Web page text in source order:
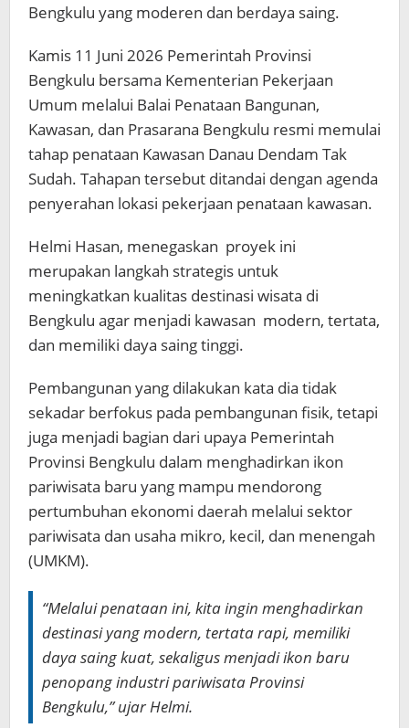
Bengkulu yang moderen dan berdaya saing.
Kamis 11 Juni 2026 Pemerintah Provinsi
Bengkulu bersama Kementerian Pekerjaan
Umum melalui Balai Penataan Bangunan,
Kawasan, dan Prasarana Bengkulu resmi memulai
tahap penataan Kawasan Danau Dendam Tak
Sudah. Tahapan tersebut ditandai dengan agenda
penyerahan lokasi pekerjaan penataan kawasan.
Helmi Hasan, menegaskan proyek ini
merupakan langkah strategis untuk
meningkatkan kualitas destinasi wisata di
Bengkulu agar menjadi kawasan modern, tertata,
dan memiliki daya saing tinggi.
Pembangunan yang dilakukan kata dia tidak
sekadar berfokus pada pembangunan fisik, tetapi
juga menjadi bagian dari upaya Pemerintah
Provinsi Bengkulu dalam menghadirkan ikon
pariwisata baru yang mampu mendorong
pertumbuhan ekonomi daerah melalui sektor
pariwisata dan usaha mikro, kecil, dan menengah
(UMKM).
“Melalui penataan ini, kita ingin menghadirkan
destinasi yang modern, tertata rapi, memiliki
daya saing kuat, sekaligus menjadi ikon baru
penopang industri pariwisata Provinsi
Bengkulu,” ujar Helmi.